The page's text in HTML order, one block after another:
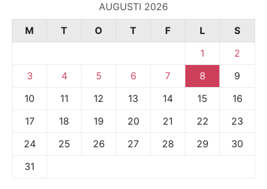
AUGUSTI 2026
M
T O T F L
S
1
2
3
4 5 6 7 8
9
10
11 12 13 14 15
16
17
18 19 20 21 22
23
24
25 26 27 28 29
30
31